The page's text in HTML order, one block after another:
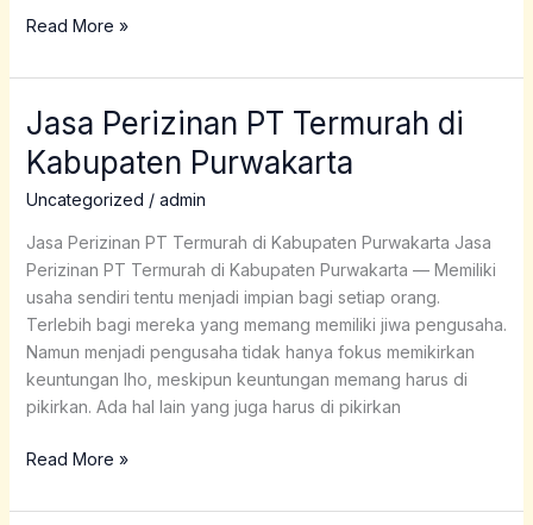
Read More »
Jasa Perizinan PT Termurah di
Kabupaten Purwakarta
Uncategorized / admin
Jasa Perizinan PT Termurah di Kabupaten Purwakarta Jasa
Perizinan PT Termurah di Kabupaten Purwakarta — Memiliki
usaha sendiri tentu menjadi impian bagi setiap orang.
Terlebih bagi mereka yang memang memiliki jiwa pengusaha.
Namun menjadi pengusaha tidak hanya fokus memikirkan
keuntungan lho, meskipun keuntungan memang harus di
pikirkan. Ada hal lain yang juga harus di pikirkan
Jasa
PT
Termurah
Kabupaten
Purwakarta
Read More »